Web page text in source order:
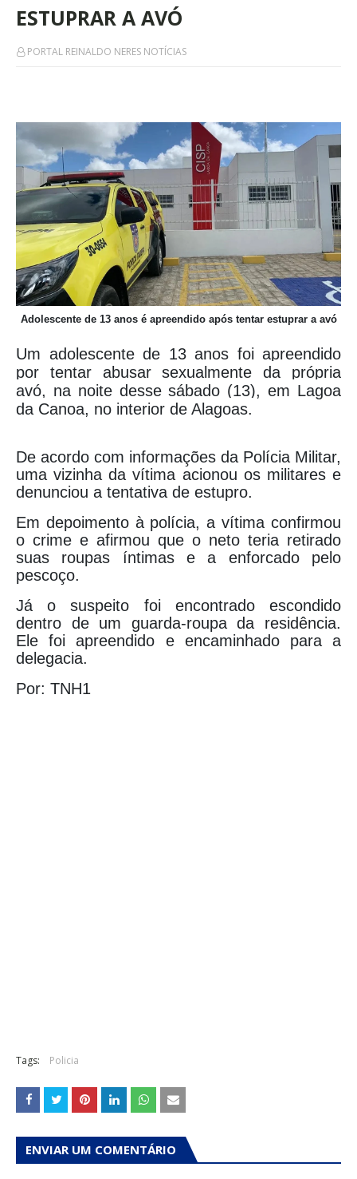
ESTUPRAR A AVÓ
PORTAL REINALDO NERES NOTÍCIAS
Adolescente de 13 anos é apreendido após tentar estuprar a avó
Um adolescente de 13 anos foi apreendido
por tentar abusar sexualmente da própria
avó, na noite desse sábado (13), em Lagoa
da Canoa, no interior de Alagoas.
De acordo com informações da Polícia Militar,
uma vizinha da vítima acionou os militares e
denunciou a tentativa de estupro.
Em depoimento à polícia, a vítima confirmou
o crime e afirmou que o neto teria retirado
suas roupas íntimas e a enforcado pelo
pescoço.
Já o suspeito foi encontrado escondido
dentro de um guarda-roupa da residência.
Ele foi apreendido e encaminhado para a
delegacia.
Por: TNH1
Tags: Policia
ENVIAR UM COMENTÁRIO